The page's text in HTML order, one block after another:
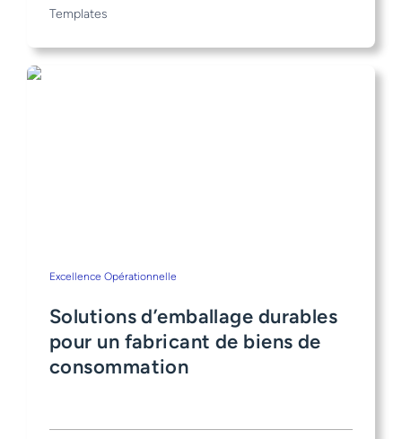
Templates
Excellence Opérationnelle
Solutions d’emballage durables
pour un fabricant de biens de
consommation